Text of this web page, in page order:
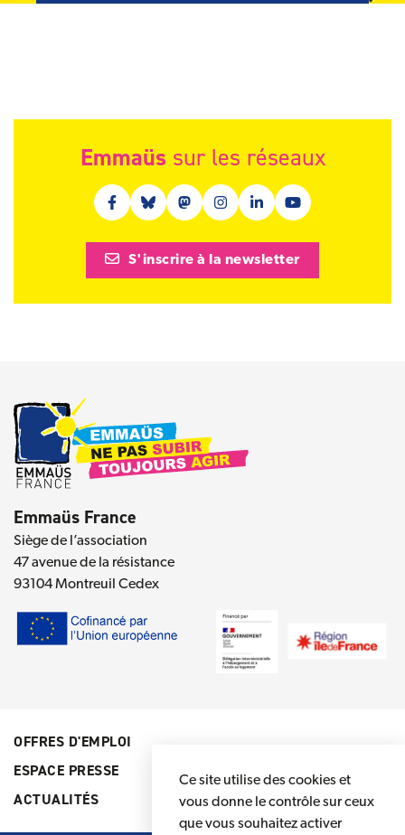
Emmaüs sur les réseaux
Facebook (nouvelle fenêtre)
Bluesky (nouvelle fenêtre)
Mastodon (nouvelle fenêtre)
Instagram (nouvelle fenêtre)
Linkedin (nouvelle
Youtube
S'inscrire à la newsletter
Emmaüs France
Siège de l’association
47 avenue de la résistance
93104 Montreuil Cedex
OFFRES D'EMPLOI
ESPACE PRESSE
ACTUALITÉS
Ce site utilise des cookies et
vous donne le contrôle sur ceux
que vous souhaitez activer